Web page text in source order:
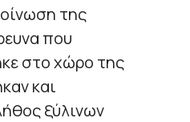
της
που
στο χώρο της
και
ξύλινων